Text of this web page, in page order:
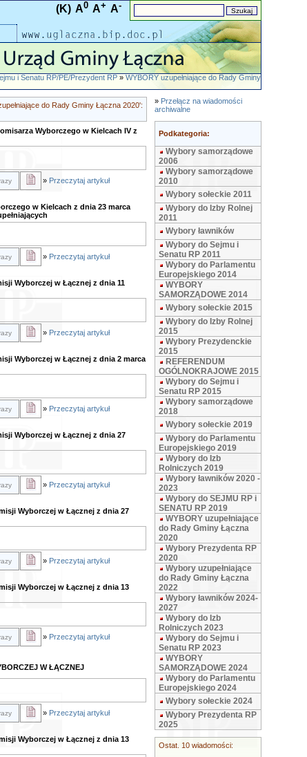
(K) A0 A+ A-
i Senatu RP/PE/Prezydent RP»WYBORY uzupełniające do Rady Gminy
do Rady Gminy Łączna 2020':
Wyborczego w Kielcach IV z
» Przeczytaj artykuł
w Kielcach z dnia 23 marca
» Przeczytaj artykuł
Wyborczej w Łącznej z dnia 11
» Przeczytaj artykuł
Wyborczej w Łącznej z dnia 2 marca
» Przeczytaj artykuł
Wyborczej w Łącznej z dnia 27
» Przeczytaj artykuł
Wyborczej w Łącznej z dnia 27
» Przeczytaj artykuł
Wyborczej w Łącznej z dnia 13
» Przeczytaj artykuł
W ŁĄCZNEJ
» Przeczytaj artykuł
Wyborczej w Łącznej z dnia 13
» Przełącz na wiadomości
archiwalne
Podkategoria:
Wybory samorządowe
2006
Wybory samorządowe
2010
Wybory sołeckie 2011
Wybory do Izby Rolnej
2011
Wybory ławników
Wybory do Sejmu i
Senatu RP 2011
Wybory do Parlamentu
Europejskiego 2014
WYBORY
SAMORZĄDOWE 2014
Wybory sołeckie 2015
Wybory do Izby Rolnej
2015
Wybory Prezydenckie
2015
REFERENDUM
OGÓLNOKRAJOWE 2015
Wybory do Sejmu i
Senatu RP 2015
Wybory samorządowe
2018
Wybory sołeckie 2019
Wybory do Parlamentu
Europejskiego 2019
Wybory do Izb
Rolniczych 2019
Wybory ławników 2020 -
2023
Wybory do SEJMU RP i
SENATU RP 2019
WYBORY uzupełniające
do Rady Gminy Łączna
2020
Wybory Prezydenta RP
2020
Wybory uzupełniające
do Rady Gminy Łączna
2022
Wybory ławników 2024-
2027
Wybory do Izb
Rolniczych 2023
Wybory do Sejmu i
Senatu RP 2023
WYBORY
SAMORZĄDOWE 2024
Wybory do Parlamentu
Europejskiego 2024
Wybory sołeckie 2024
Wybory Prezydenta RP
2025
Ostat. 10 wiadomości: